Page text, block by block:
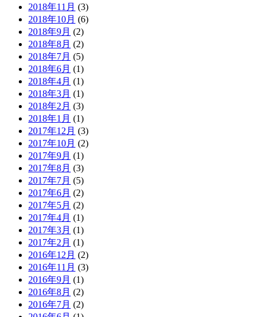
2018年11月 (3)
2018年10月 (6)
2018年9月 (2)
2018年8月 (2)
2018年7月 (5)
2018年6月 (1)
2018年4月 (1)
2018年3月 (1)
2018年2月 (3)
2018年1月 (1)
2017年12月 (3)
2017年10月 (2)
2017年9月 (1)
2017年8月 (3)
2017年7月 (5)
2017年6月 (2)
2017年5月 (2)
2017年4月 (1)
2017年3月 (1)
2017年2月 (1)
2016年12月 (2)
2016年11月 (3)
2016年9月 (1)
2016年8月 (2)
2016年7月 (2)